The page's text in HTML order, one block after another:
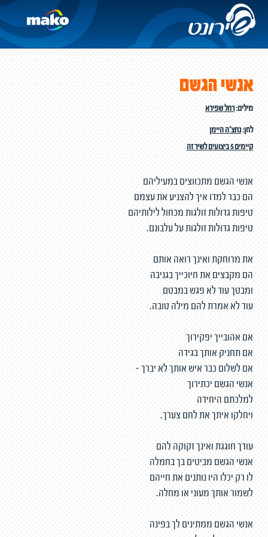
אנשי הגשם
מילים:רחל שפירא
לחן:נחצ'ה היימן
קיימים 5 ביצועים לשיר זה
אנשי הגשם מתכווצים במעיליהם
הם כבר למדו איך להצניע את עצמם
טיפות גדולות זולגות מכחול לילותיהם
טיפות גדולות זולגות על עלבונם.
את מרוחקת ואינך רואה אותם
הם מקבצים את חיוכייך בגניבה
ומבטך עוד לא פגש במבטם
עוד לא אמרת להם מילה טובה.
אם אהובייך יפקירוך
אם תחניק אותך בגידה
אם לשלום כבר איש אותך לא יברך -
אנשי הגשם יכתירוך
למלכתם היחידה
ויחלקו איתך את לחם צערך.
עודך חוגגת ואינך זקוקה להם
אנשי הגשם מביטים בך בחמלה
לו רק יכלו היו נותנים את חייהם
לשמור אותך מעוני או מחלה.
אנשי הגשם ממתינים לך בפינה